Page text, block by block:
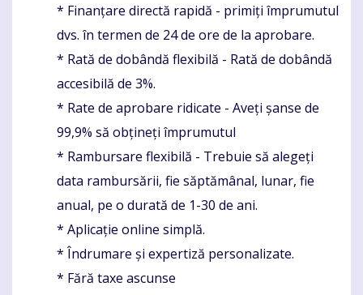
* Finanțare directă rapidă - primiți împrumutul
dvs. în termen de 24 de ore de la aprobare.
* Rată de dobândă flexibilă - Rată de dobândă
accesibilă de 3%.
* Rate de aprobare ridicate - Aveți șanse de
99,9% să obțineți împrumutul
* Rambursare flexibilă - Trebuie să alegeți
data rambursării, fie săptămânal, lunar, fie
anual, pe o durată de 1-30 de ani.
* Aplicație online simplă.
* Îndrumare și expertiză personalizate.
* Fără taxe ascunse